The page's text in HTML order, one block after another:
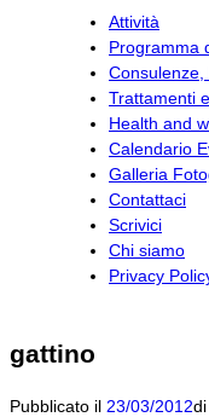
Attività
Programma
Trattamenti
Health and
Calendario
Galleria
Contattaci
Scrivici
Chi siamo
Privacy
gattino
Pubblicato il 23/03/2012di